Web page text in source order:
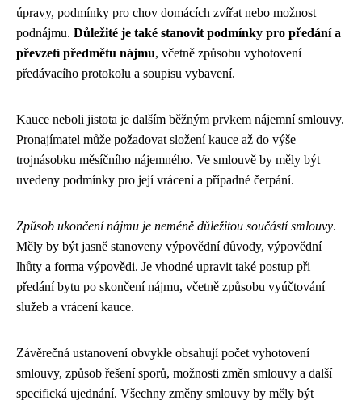
úpravy, podmínky pro chov domácích zvířat nebo možnost
podnájmu. Důležité je také stanovit podmínky pro předání a
převzetí předmětu nájmu, včetně způsobu vyhotovení
předávacího protokolu a soupisu vybavení.
Kauce neboli jistota je dalším běžným prvkem nájemní smlouvy.
Pronajímatel může požadovat složení kauce až do výše
trojnásobku měsíčního nájemného. Ve smlouvě by měly být
uvedeny podmínky pro její vrácení a případné čerpání.
Způsob ukončení nájmu je neméně důležitou součástí smlouvy.
Měly by být jasně stanoveny výpovědní důvody, výpovědní
lhůty a forma výpovědi. Je vhodné upravit také postup při
předání bytu po skončení nájmu, včetně způsobu vyúčtování
služeb a vrácení kauce.
Závěrečná ustanovení obvykle obsahují počet vyhotovení
smlouvy, způsob řešení sporů, možnosti změn smlouvy a další
specifická ujednání. Všechny změny smlouvy by měly být